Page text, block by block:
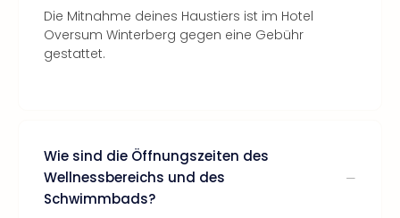
Die Mitnahme deines Haustiers ist im Hotel
Oversum Winterberg gegen eine Gebühr
gestattet.
Wie sind die Öffnungszeiten des
Wellnessbereichs und des
Schwimmbads?